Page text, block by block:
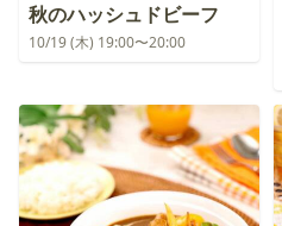
秋のハッシュドビーフ
10/19 (木) 19:00〜20:00